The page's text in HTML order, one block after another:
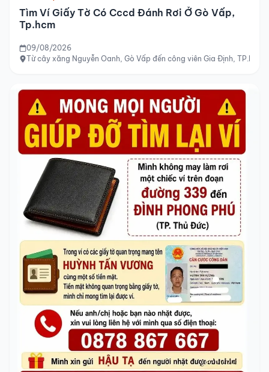
Tìm Ví Giấy Tờ Có Cccd Đánh Rơi Ở Gò Vấp,
Tp.hcm
09/08/2026
Từ cây xăng Nguyễn Oanh, Gò Vấp đến công viên Gia Định, TP.HCM